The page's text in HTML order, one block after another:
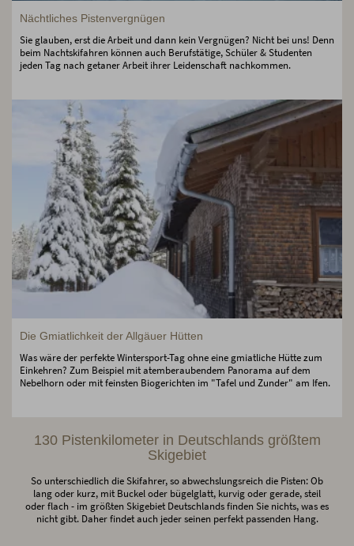
Nächtliches Pistenvergnügen
Sie glauben, erst die Arbeit und dann kein Vergnügen? Nicht bei uns! Denn
beim Nachtskifahren können auch Berufstätige, Schüler & Studenten
jeden Tag nach getaner Arbeit ihrer Leidenschaft nachkommen.
Die Gmiatlichkeit der Allgäuer Hütten
Was wäre der perfekte Wintersport-Tag ohne eine gmiatliche Hütte zum
Einkehren? Zum Beispiel mit atemberaubendem Panorama auf dem
Nebelhorn oder mit feinsten Biogerichten im "Tafel und Zunder" am Ifen.
130 Pistenkilometer in Deutschlands größtem
Skigebiet
So unterschiedlich die Skifahrer, so abwechslungsreich die Pisten: Ob
lang oder kurz, mit Buckel oder bügelglatt, kurvig oder gerade, steil
oder flach - im größten Skigebiet Deutschlands finden Sie nichts, was es
nicht gibt. Daher findet auch jeder seinen perfekt passenden Hang.